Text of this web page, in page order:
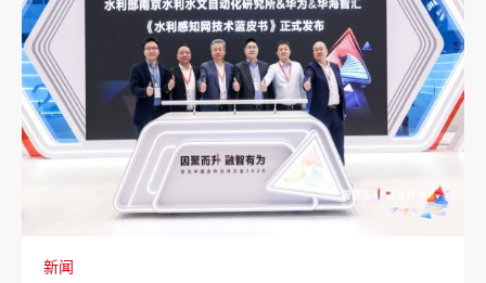
新闻